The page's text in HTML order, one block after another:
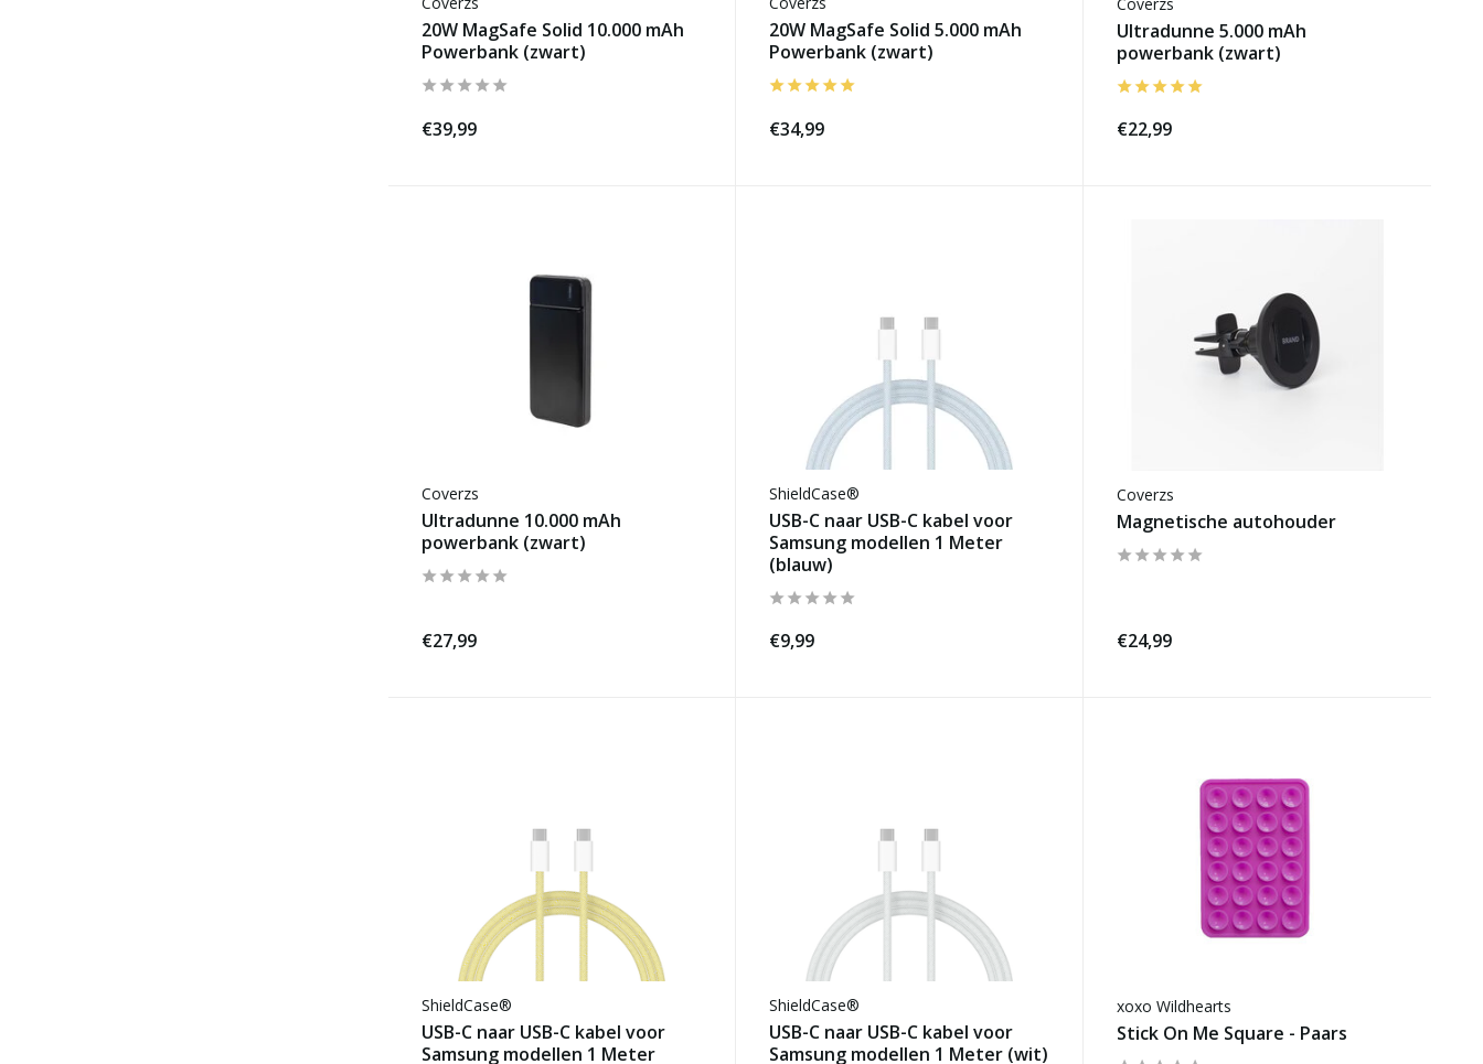
20W MagSafe Solid 10.000 mAh
Powerbank (zwart)
€39,99
20W MagSafe Solid 5.000 mAh
Powerbank (zwart)
€34,99
Ultradunne 5.000 mAh
powerbank (zwart)
€22,99
Coverzs
Ultradunne 10.000 mAh
powerbank (zwart)
€27,99
ShieldCase®
USB-C naar USB-C kabel voor
Samsung modellen 1 Meter
(blauw)
€9,99
Coverzs
Magnetische autohouder
€24,99
ShieldCase®
USB-C naar USB-C kabel voor
Samsung modellen 1 Meter
ShieldCase®
USB-C naar USB-C kabel voor
Samsung modellen 1 Meter (wit)
xoxo Wildhearts
Stick On Me Square - Paars